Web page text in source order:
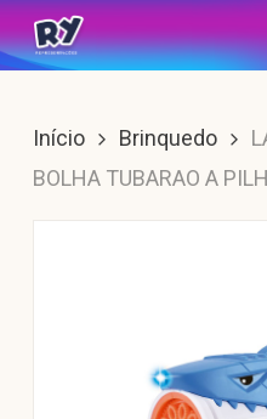
Skip
to
content
Início Brinquedo
BOLHA TUBARAO A